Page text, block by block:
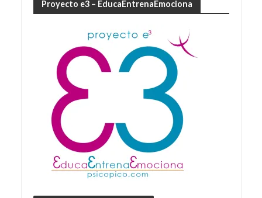
Proyecto e3 – EducaEntrenaEmociona